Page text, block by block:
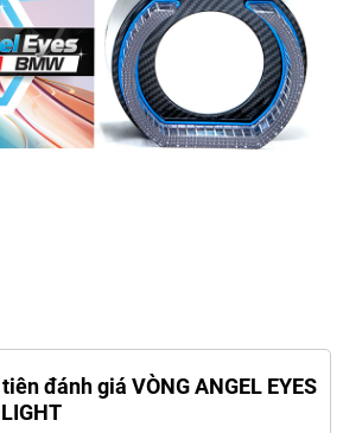
đánh giá VÒNG ANGEL EYES